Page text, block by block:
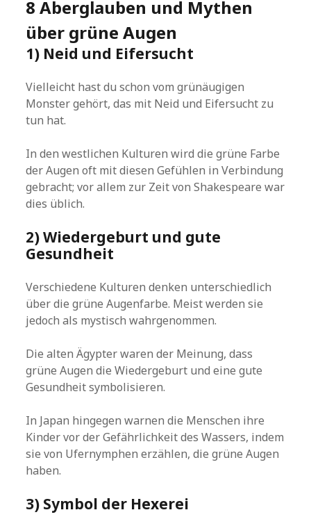
8 Aberglauben und Mythen
über grüne Augen
1) Neid und Eifersucht
Vielleicht hast du schon vom grünäugigen
Monster gehört, das mit Neid und Eifersucht zu
tun hat.
In den westlichen Kulturen wird die grüne Farbe
der Augen oft mit diesen Gefühlen in Verbindung
gebracht; vor allem zur Zeit von Shakespeare war
dies üblich.
2) Wiedergeburt und gute
Gesundheit
Verschiedene Kulturen denken unterschiedlich
über die grüne Augenfarbe. Meist werden sie
jedoch als mystisch wahrgenommen.
Die alten Ägypter waren der Meinung, dass
grüne Augen die Wiedergeburt und eine gute
Gesundheit symbolisieren.
In Japan hingegen warnen die Menschen ihre
Kinder vor der Gefährlichkeit des Wassers, indem
sie von Ufernymphen erzählen, die grüne Augen
haben.
3) Symbol der Hexerei